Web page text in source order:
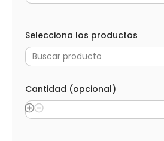
Selecciona los productos
Buscar producto
Cantidad (opcional)